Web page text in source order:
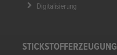
Digitalisierung
STICKSTOFFERZEUGUNG